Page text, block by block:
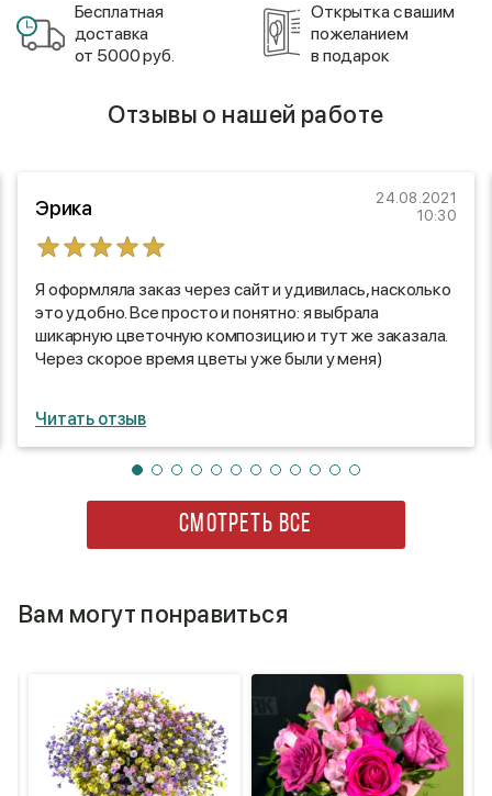
Бесплатная
доставка
от 5000 руб.
Открытка с вашим
пожеланием
в подарок
Отзывы о нашей работе
Эрика
24.08.2021
10:30
Я оформляла заказ через сайт и удивилась, насколько
это удобно. Все просто и понятно: я выбрала
шикарную цветочную композицию и тут же заказала.
Через скорое время цветы уже были у меня)
Читать отзыв
СМОТРЕТЬ ВСЕ
Вам могут понравиться